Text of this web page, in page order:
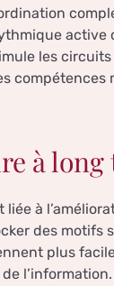
active
les
à
à
des motifs
plus